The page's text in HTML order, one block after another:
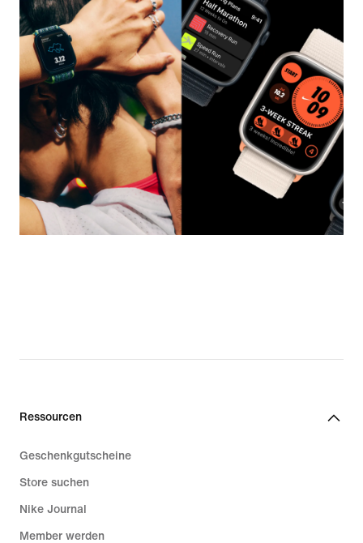
Ressourcen
Geschenkgutscheine
Store suchen
Nike Journal
Member werden